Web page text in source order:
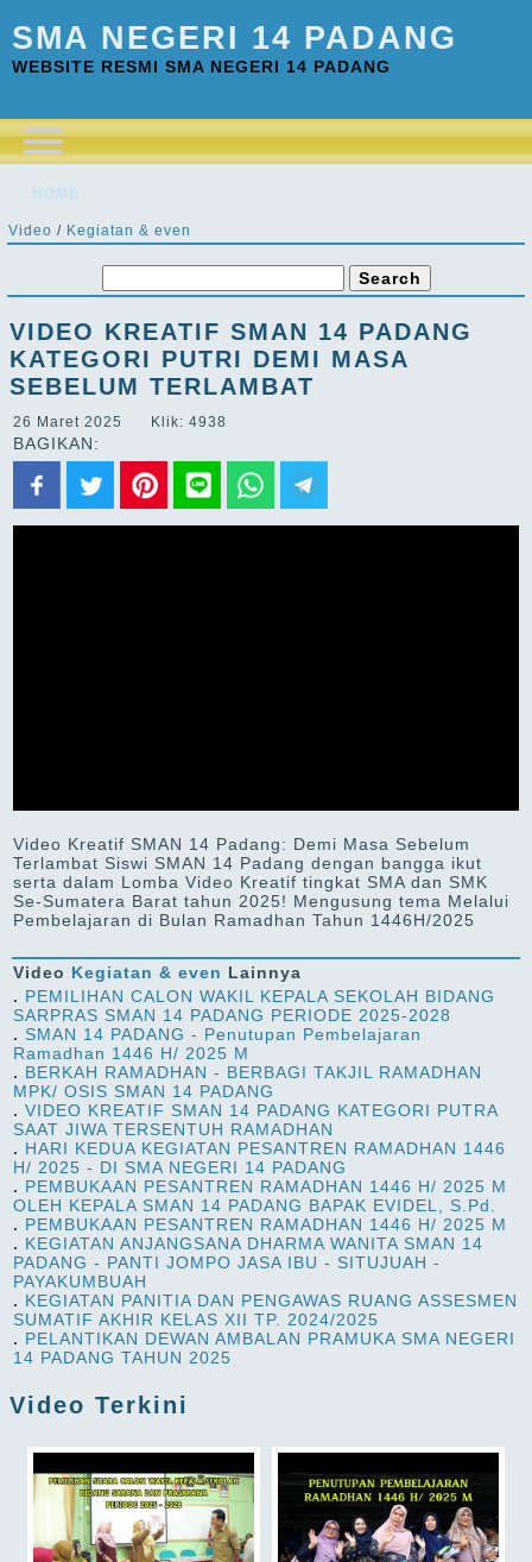
SMA NEGERI 14 PADANG
WEBSITE RESMI SMA NEGERI 14 PADANG
HOME
Video / Kegiatan & even
VIDEO KREATIF SMAN 14 PADANG
KATEGORI PUTRI DEMI MASA
SEBELUM TERLAMBAT
26 Maret 2025 Klik: 4938
BAGIKAN:
Video Kreatif SMAN 14 Padang: Demi Masa Sebelum
Terlambat Siswi SMAN 14 Padang dengan bangga ikut
serta dalam Lomba Video Kreatif tingkat SMA dan SMK
Se-Sumatera Barat tahun 2025! Mengusung tema Melalui
Pembelajaran di Bulan Ramadhan Tahun 1446H/2025
Video Kegiatan & even Lainnya
. PEMILIHAN CALON WAKIL KEPALA SEKOLAH BIDANG
SARPRAS SMAN 14 PADANG PERIODE 2025-2028
. SMAN 14 PADANG - Penutupan Pembelajaran
Ramadhan 1446 H/ 2025 M
. BERKAH RAMADHAN - BERBAGI TAKJIL RAMADHAN
MPK/ OSIS SMAN 14 PADANG
. VIDEO KREATIF SMAN 14 PADANG KATEGORI PUTRA
SAAT JIWA TERSENTUH RAMADHAN
. HARI KEDUA KEGIATAN PESANTREN RAMADHAN 1446
H/ 2025 - DI SMA NEGERI 14 PADANG
. PEMBUKAAN PESANTREN RAMADHAN 1446 H/ 2025 M
OLEH KEPALA SMAN 14 PADANG BAPAK EVIDEL, S.Pd.
. PEMBUKAAN PESANTREN RAMADHAN 1446 H/ 2025 M
. KEGIATAN ANJANGSANA DHARMA WANITA SMAN 14
PADANG - PANTI JOMPO JASA IBU - SITUJUAH -
PAYAKUMBUAH
. KEGIATAN PANITIA DAN PENGAWAS RUANG ASSESMEN
SUMATIF AKHIR KELAS XII TP. 2024/2025
. PELANTIKAN DEWAN AMBALAN PRAMUKA SMA NEGERI
14 PADANG TAHUN 2025
Video Terkini